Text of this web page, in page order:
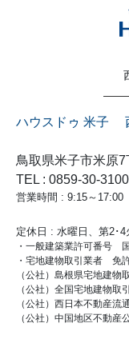
ハウスドゥ 米子
鳥取県米子市米原
TEL : 0859-30-3100
営業時間 : 9:15～17:00
定休日 : 水曜日、第2･
・一般建築業許可番号
・宅地建物取引業者 免
（公社）島根県宅地建物
（公社）全国宅地建物取
（公社）西日本不動産流
（公社）中国地区不動産